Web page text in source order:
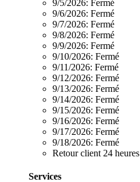
9/5/2026: Fermé
9/6/2026: Fermé
9/7/2026: Fermé
9/8/2026: Fermé
9/9/2026: Fermé
9/10/2026: Fermé
9/11/2026: Fermé
9/12/2026: Fermé
9/13/2026: Fermé
9/14/2026: Fermé
9/15/2026: Fermé
9/16/2026: Fermé
9/17/2026: Fermé
9/18/2026: Fermé
Retour client 24 heures
Services